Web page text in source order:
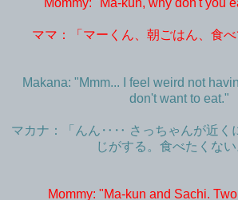
ママ：「マーくん、朝ごはん、食べ
Makana: "Mmm... I feel weird not
don't want to eat."
マカナ：「んん‥‥ さっちゃんが近く
じがする。食べたくない
Mommy: "Ma-kun and Sachi.